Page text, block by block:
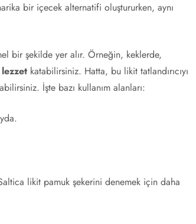
bir içecek alternatifi oluştururken, aynı
bir şekilde yer alır. Örneğin, keklerde,
katabilirsiniz. Hatta, bu likit tatlandırıcıyı
İşte bazı kullanım alanları:
likit pamuk şekerini denemek için daha